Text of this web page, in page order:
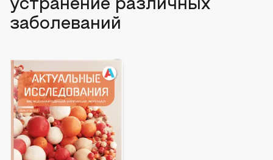
устранение различных
заболеваний